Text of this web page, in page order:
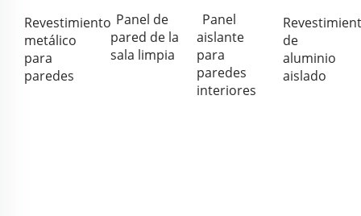
Revestimiento
metálico
para
paredes
Panel de
pared de la
sala limpia
Panel
aislante
para
paredes
interiores
de
aluminio
aislado